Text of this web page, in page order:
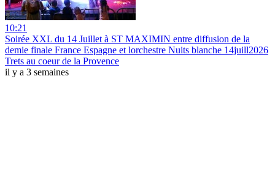
10:21
Soirée XXL du 14 Juillet à ST MAXIMIN entre diffusion de la
demie finale France Espagne et lorchestre Nuits blanche 14juill2026
Trets au coeur de la Provence
il y a 3 semaines